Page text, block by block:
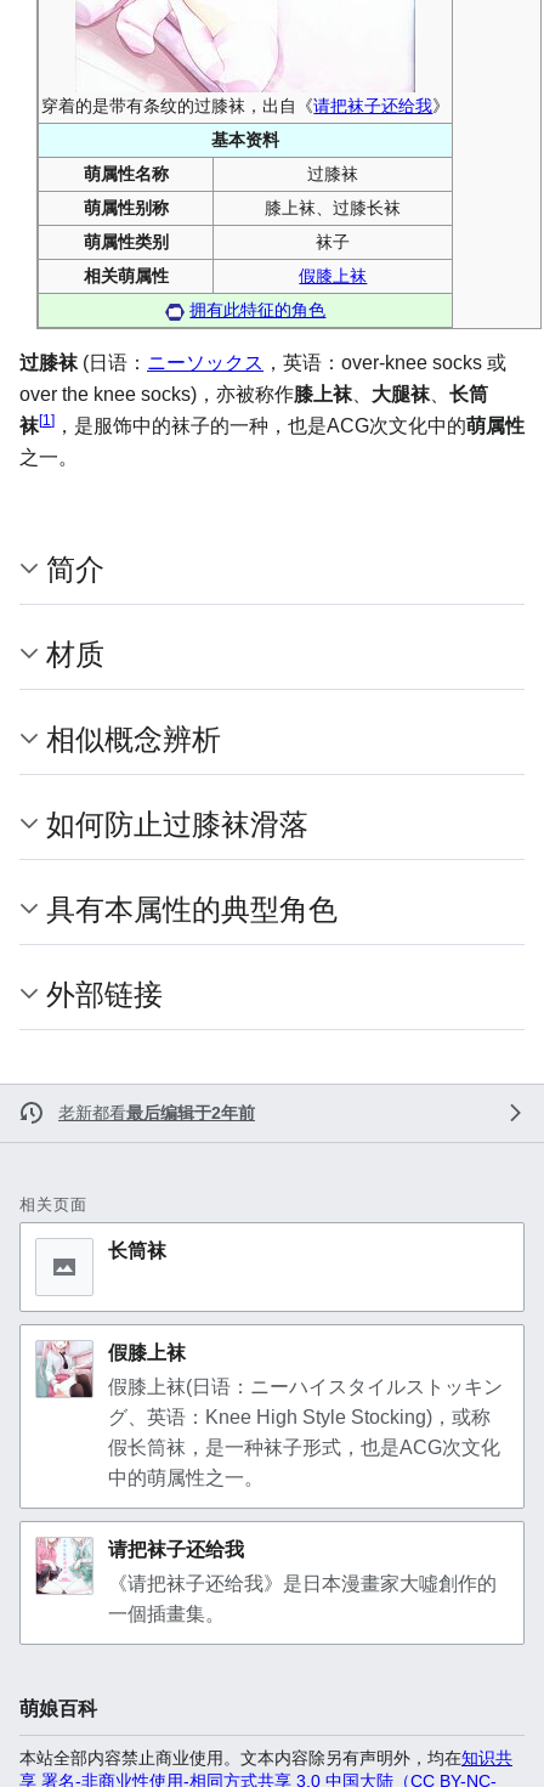
穿着的是带有条纹的过膝袜，出自《请把袜子还给我》
基本资料
萌属性名称
过膝袜
萌属性别称
膝上袜、过膝长袜
萌属性类别
袜子
相关萌属性
假膝上袜
拥有此特征的角色
过膝袜 (日语： ニーソックス ，英语：over-knee socks 或
over the knee socks)，亦被称作膝上袜 大腿袜
长筒
袜[1 ] ，是服饰中的袜子的一种，也是ACG次文化中的萌属性
之一。
简介
材质
相似概念辨析
如何防止过膝袜滑落
具有本属性的典型角色
外部链接
老新都看最后编辑于2年前
相关页面
长筒袜
假膝上袜
假膝上袜(日语：ニーハイスタイルストッキン
グ、英语：Knee High Style Stocking)，或称
假长筒袜，是一种袜子形式，也是ACG次文化
中的萌属性之一。
请把袜子还给我
《请把袜子还给我》是日本漫畫家大噓創作的
一個插畫集。
萌娘百科
本站全部内容禁止商业使用。文本内容除另有声明外，均在知识共
享 署名-非商业性使用-相同方式共享 3.0 中国大陆（CC BY-NC-